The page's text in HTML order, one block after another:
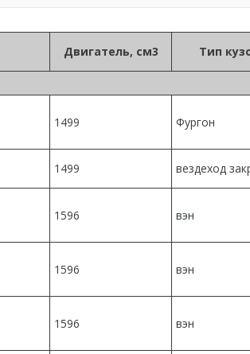
Двигатель, см3 Тип
1499 Фургон
1499 вездеход
1596 вэн
1596 вэн
1596 вэн